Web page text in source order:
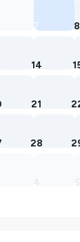
7 8
14
21
28